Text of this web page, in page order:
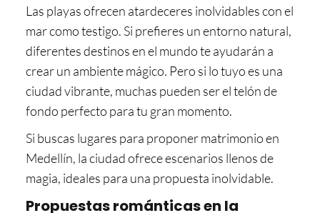
Las playas ofrecen atardeceres inolvidables con el
mar como testigo. Si prefieres un entorno natural,
diferentes destinos en el mundo te ayudarán a
crear un ambiente mágico. Pero si lo tuyo es una
ciudad vibrante, muchas pueden ser el telón de
fondo perfecto para tu gran momento.
Si buscas lugares para proponer matrimonio en
Medellín, la ciudad ofrece escenarios llenos de
magia, ideales para una propuesta inolvidable.
Propuestas románticas en la